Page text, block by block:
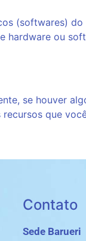
(softwares)
ou
se houver
que
Contato
Sede Barueri